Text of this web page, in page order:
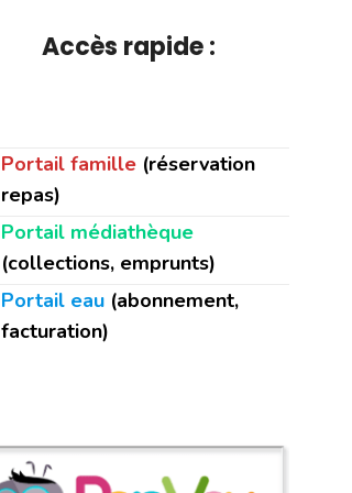
Accès rapide :
Portail famille (réservation
repas)
Portail médiathèque
(collections, emprunts)
Portail eau (abonnement,
facturation)